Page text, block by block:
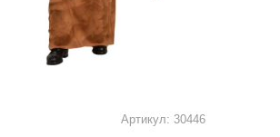
Артикул: 30446